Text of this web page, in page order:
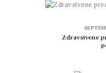
Zdravstvene